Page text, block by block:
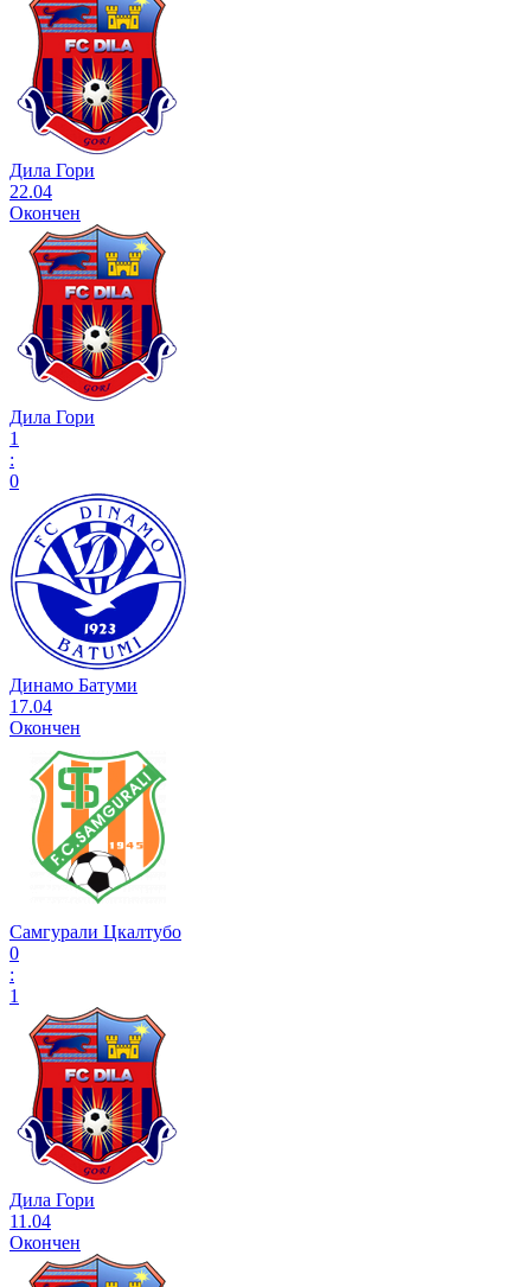
Дила Гори
22.04
Окончен
Дила Гори
1
:
0
Динамо Батуми
17.04
Окончен
Самгурали Цкалтубо
0
:
1
Дила Гори
11.04
Окончен